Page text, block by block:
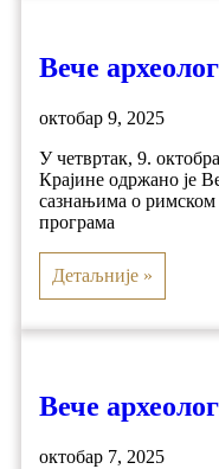
Вече
октобар 9, 2025
У четвртак, 9.
Крајине одржано је
сазнањима о римском
програма
Детаљније »
Вече
октобар 7, 2025